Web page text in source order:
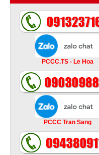
PCCC.TS - Le Hoa
PCCC Tran Sang